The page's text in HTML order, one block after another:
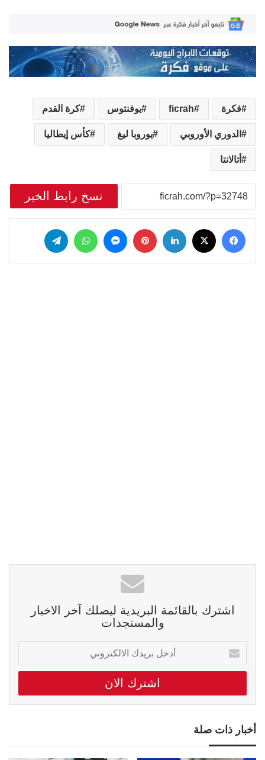
فكرة ficrah يوفنتوس كرة القدم
الدوري الأوروبي يوروبا ليغ كأس إيطاليا
أتالانتا
نسخ رابط الخبر
فيسبوك لينكدإن بينتيريست
ماسنجر واتساب
اشترك بالقائمة البريدية ليصلك آخر الاخبار
والمستجدات
أدخل
بريدك
الالكتروني
أخبار ذات صلة